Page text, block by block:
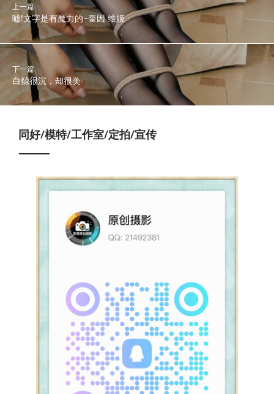
上一篇
嘘!文字是有魔力的~奎因 维姬
下一篇
白鲸很沉，却很美
同好/模特/工作室/定拍/宣传